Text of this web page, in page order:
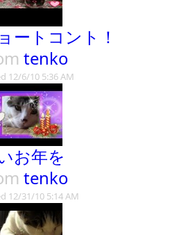
ートコント！
tenko
12/6/10 5:36 AM
お年を
tenko
12/31/10 5:14 AM